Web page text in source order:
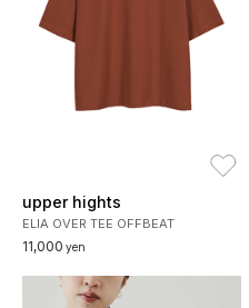
upper hights
ELIA OVER TEE OFFBEAT
11,000 yen